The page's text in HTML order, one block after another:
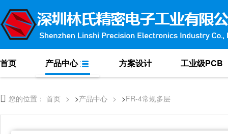
首页 产品中心
罗杰斯Roger
方案设计 工业级PCB
您的位置： 首页 > >产品中心 > >FR-4常规多层